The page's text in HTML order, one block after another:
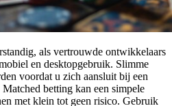
als vertrouwde ontwikkelaars
en desktopgebruik. Slimme
voordat u zich aansluit bij een
betting kan een simpele
met klein tot geen risico. Gebruik